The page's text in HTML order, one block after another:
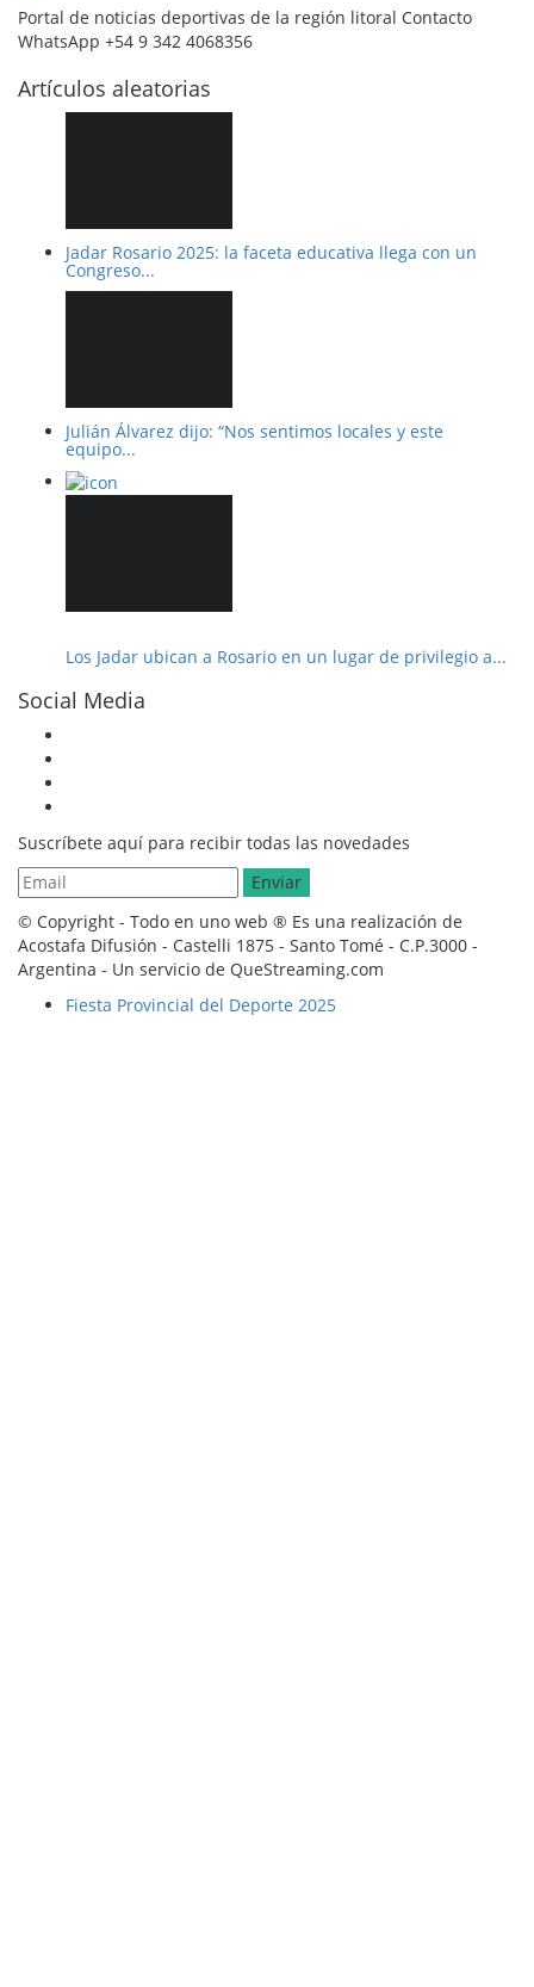
Portal de noticias deportivas de la región litoral Contacto
WhatsApp +54 9 342 4068356
Artículos aleatorias
Jadar Rosario 2025: la faceta educativa llega con un
Congreso...
Julián Álvarez dijo: “Nos sentimos locales y este
equipo...
Los Jadar ubican a Rosario en un lugar de privilegio a...
Social Media
Suscríbete aquí para recibir todas las novedades
© Copyright - Todo en uno web ® Es una realización de
Acostafa Difusión - Castelli 1875 - Santo Tomé - C.P.3000 -
Argentina - Un servicio de QueStreaming.com
Fiesta Provincial del Deporte 2025